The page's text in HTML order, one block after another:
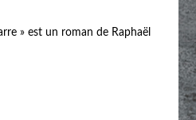
» est un roman de Raphaël